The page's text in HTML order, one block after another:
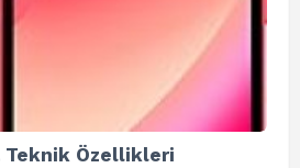
Teknik Özellikleri